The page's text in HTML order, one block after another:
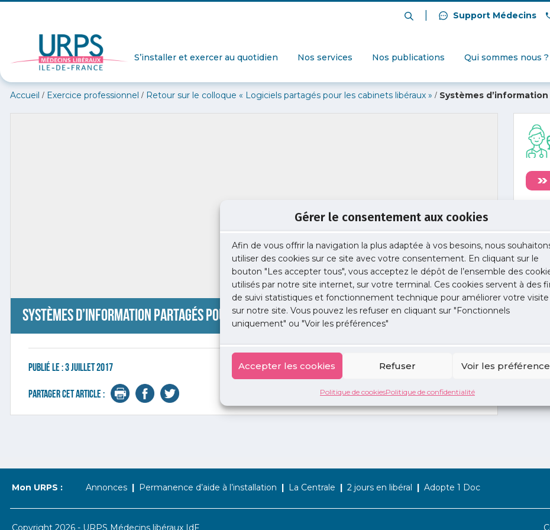
Gérer le consentement aux cookies
Afin de vous offrir la navigation la plus adaptée à vos besoins, nous
utiliser des cookies sur ce site avec votre consentement. En cliquant sur le
bouton "Les accepter tous", vous acceptez le dépôt de l’ensemble des
utilisés par notre site internet, sur votre terminal. Ces cookies servent à des
de suivi statistiques et fonctionnement technique pour améliorer votre visite
sur notre site. Vous pouvez les refuser en cliquant sur "Fonctionnels
uniquement" ou "Voir les préférences"
Accepter les cookies Refuser Voir les
Politique de cookiesPolitique de confidentialité
Support Médecins
S’installer et exercer au quotidien Nos services Nos publications Qui sommes nous ?
Accueil / Exercice professionnel / Retour sur le colloque « Logiciels partagés pour les cabinets libéraux » / Systèmes
Systèmes d’information partagés pour les cabinets libéraux
Publié le :3 juillet 2017
Partager cet article :
Mon URPS : Annonces Permanence d’aide à l’installation La Centrale 2 jours en libéral Adopte 1 Doc
Copyright 2026 - URPS Médecins libéraux IdF